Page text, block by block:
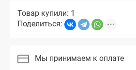
Товар купили: 1
Поделиться:
Мы принимаем к оплате